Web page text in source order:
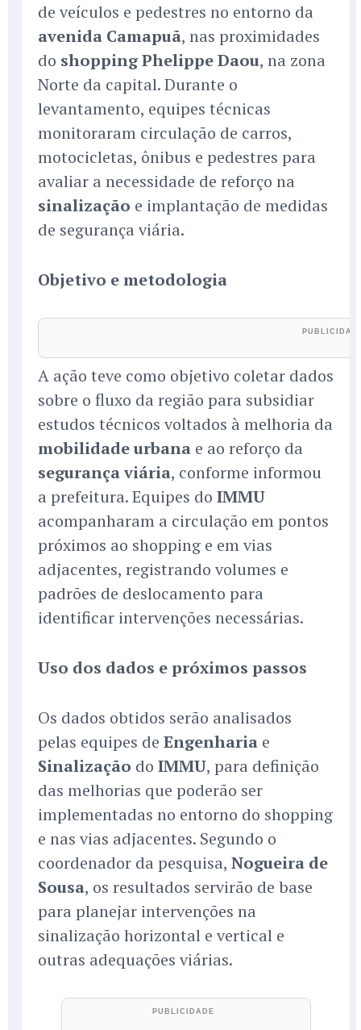
de veículos e pedestres no entorno da
avenida Camapuã, nas proximidades
do shopping Phelippe Daou, na zona
Norte da capital. Durante o
levantamento, equipes técnicas
monitoraram circulação de carros,
motocicletas, ônibus e pedestres para
avaliar a necessidade de reforço na
sinalização e implantação de medidas
de segurança viária.
Objetivo e metodologia
A ação teve como objetivo coletar dados
sobre o fluxo da região para subsidiar
estudos técnicos voltados à melhoria da
mobilidade urbana e ao reforço da
segurança viária, conforme informou
a prefeitura. Equipes do IMMU
acompanharam a circulação em pontos
próximos ao shopping e em vias
adjacentes, registrando volumes e
padrões de deslocamento para
identificar intervenções necessárias.
Uso dos dados e próximos passos
Os dados obtidos serão analisados
pelas equipes de Engenharia e
Sinalização do IMMU, para definição
das melhorias que poderão ser
implementadas no entorno do shopping
e nas vias adjacentes. Segundo o
coordenador da pesquisa, Nogueira de
Sousa, os resultados servirão de base
para planejar intervenções na
sinalização horizontal e vertical e
outras adequações viárias.